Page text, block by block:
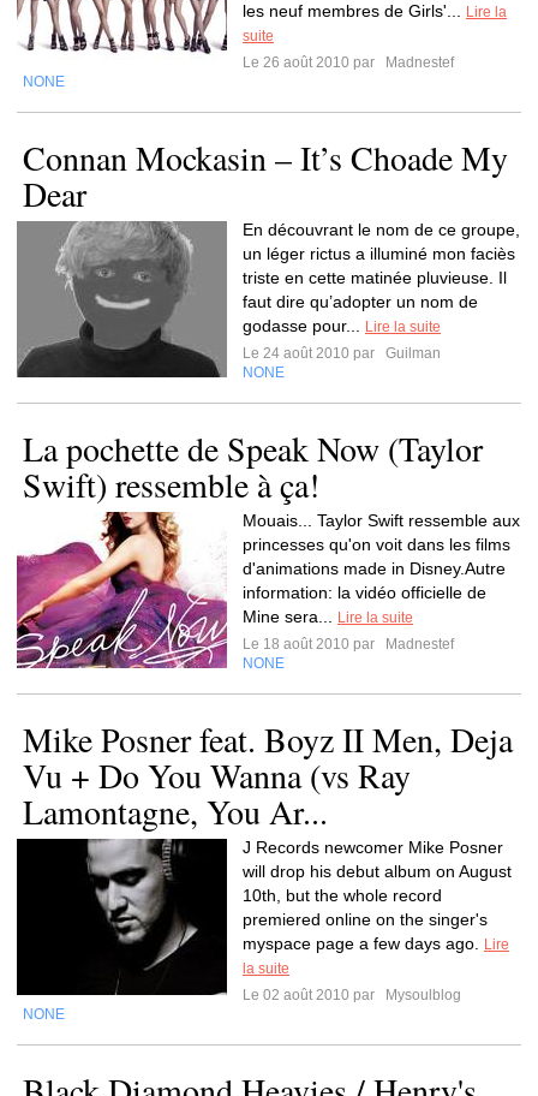
les neuf membres de Girls'...
Lire la
suite
Le 26 août 2010 par
Madnestef
NONE
Connan Mockasin – It’s Choade My
Dear
En découvrant le nom de ce groupe,
un léger rictus a illuminé mon faciès
triste en cette matinée pluvieuse. Il
faut dire qu’adopter un nom de
godasse pour...
Lire la suite
Le 24 août 2010 par
Guilman
NONE
La pochette de Speak Now (Taylor
Swift) ressemble à ça!
Mouais... Taylor Swift ressemble aux
princesses qu'on voit dans les films
d'animations made in Disney.Autre
information: la vidéo officielle de
Mine sera...
Lire la suite
Le 18 août 2010 par
Madnestef
NONE
Mike Posner feat. Boyz II Men, Deja
Vu + Do You Wanna (vs Ray
Lamontagne, You Ar...
J Records newcomer Mike Posner
will drop his debut album on August
10th, but the whole record
premiered online on the singer's
myspace page a few days ago.
Lire
la suite
Le 02 août 2010 par
Mysoulblog
NONE